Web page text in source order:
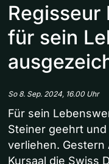
Regisseur
für sein
So 8. Sep. 2024, 16.00 Uhr
Für sein
Steiner geehrt
verliehen.
Kursaal die Swiss